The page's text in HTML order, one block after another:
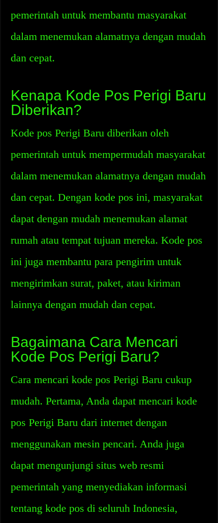
pemerintah untuk membantu masyarakat
dalam menemukan alamatnya dengan mudah
dan cepat.
Kenapa Kode Pos Perigi Baru
Diberikan?
Kode pos Perigi Baru diberikan oleh
pemerintah untuk mempermudah masyarakat
dalam menemukan alamatnya dengan mudah
dan cepat. Dengan kode pos ini, masyarakat
dapat dengan mudah menemukan alamat
rumah atau tempat tujuan mereka. Kode pos
ini juga membantu para pengirim untuk
mengirimkan surat, paket, atau kiriman
lainnya dengan mudah dan cepat.
Bagaimana Cara Mencari
Kode Pos Perigi Baru?
Cara mencari kode pos Perigi Baru cukup
mudah. Pertama, Anda dapat mencari kode
pos Perigi Baru dari internet dengan
menggunakan mesin pencari. Anda juga
dapat mengunjungi situs web resmi
pemerintah yang menyediakan informasi
tentang kode pos di seluruh Indonesia,